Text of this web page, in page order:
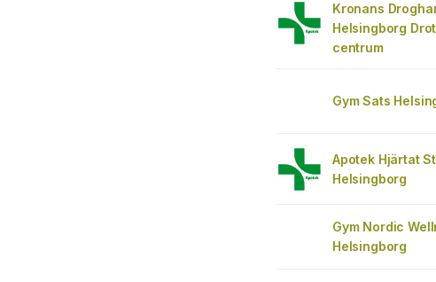
Kronans
Helsingborg
centrum
Gym Sats
Apotek Hjärtat
Helsingborg
Gym Nordic
Helsingborg